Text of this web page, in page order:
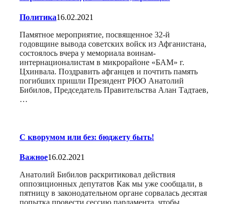
Политика16.02.2021
Памятное мероприятие, посвященное 32-й
годовщине вывода советских войск из Афганистана,
состоялось вчера у мемориала воинам-
интернационалистам в микрорайоне «БАМ» г.
Цхинвала. Поздравить афганцев и почтить память
погибших пришли Президент РЮО Анатолий
Бибилов, Председатель Правительства Алан Тадтаев,
…
С кворумом или без: бюджету быть!
Важное16.02.2021
Анатолий Бибилов раскритиковал действия
оппозиционных депутатов Как мы уже сообщали, в
пятницу в законодательном органе сорвалась десятая
попытка провести сессию парламента, чтобы